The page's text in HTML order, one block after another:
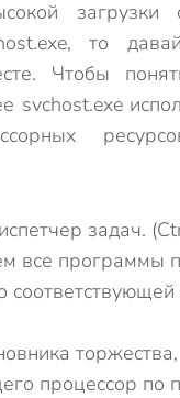
загрузки
то
Чтобы
svchost.exe
задач.
все программы
торжества,
процессор по